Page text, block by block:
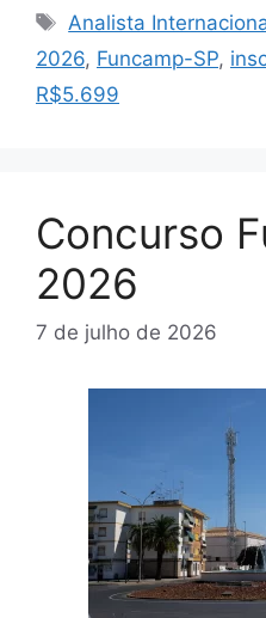
Tags
Analista
2026, Funcamp-SP,
R$5.699
Concurso
2026
7 de julho de 2026